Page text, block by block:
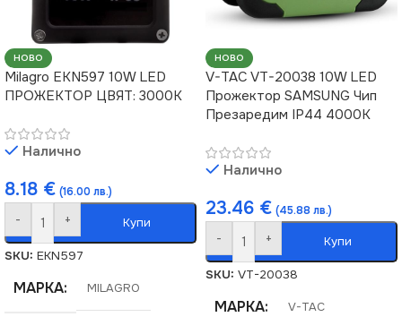
НОВО
Milagro EKN597 10W LED
ПРОЖЕКТОР ЦВЯТ: 3000K
Налично
8.18 € (16.00 лв.)
- + Купи
SKU: EKN597
МАРКА MILAGRO
НОВО
V-TAC VT-20038 10W LED
Прожектор SAMSUNG Чип
Презаредим IP44 4000K
Налично
23.46 € (45.88 лв.)
- + Купи
SKU: VT-20038
МАРКА V-TAC